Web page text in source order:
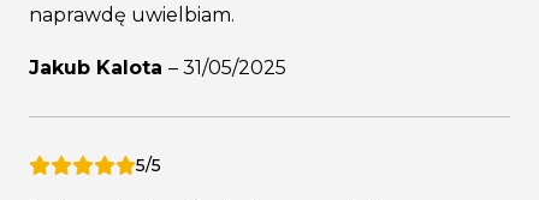
naprawdę uwielbiam.
Jakub Kalota – 31/05/2025
5/5